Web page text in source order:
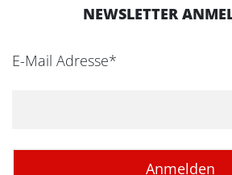
NEWSLETTER
E-Mail Adresse*